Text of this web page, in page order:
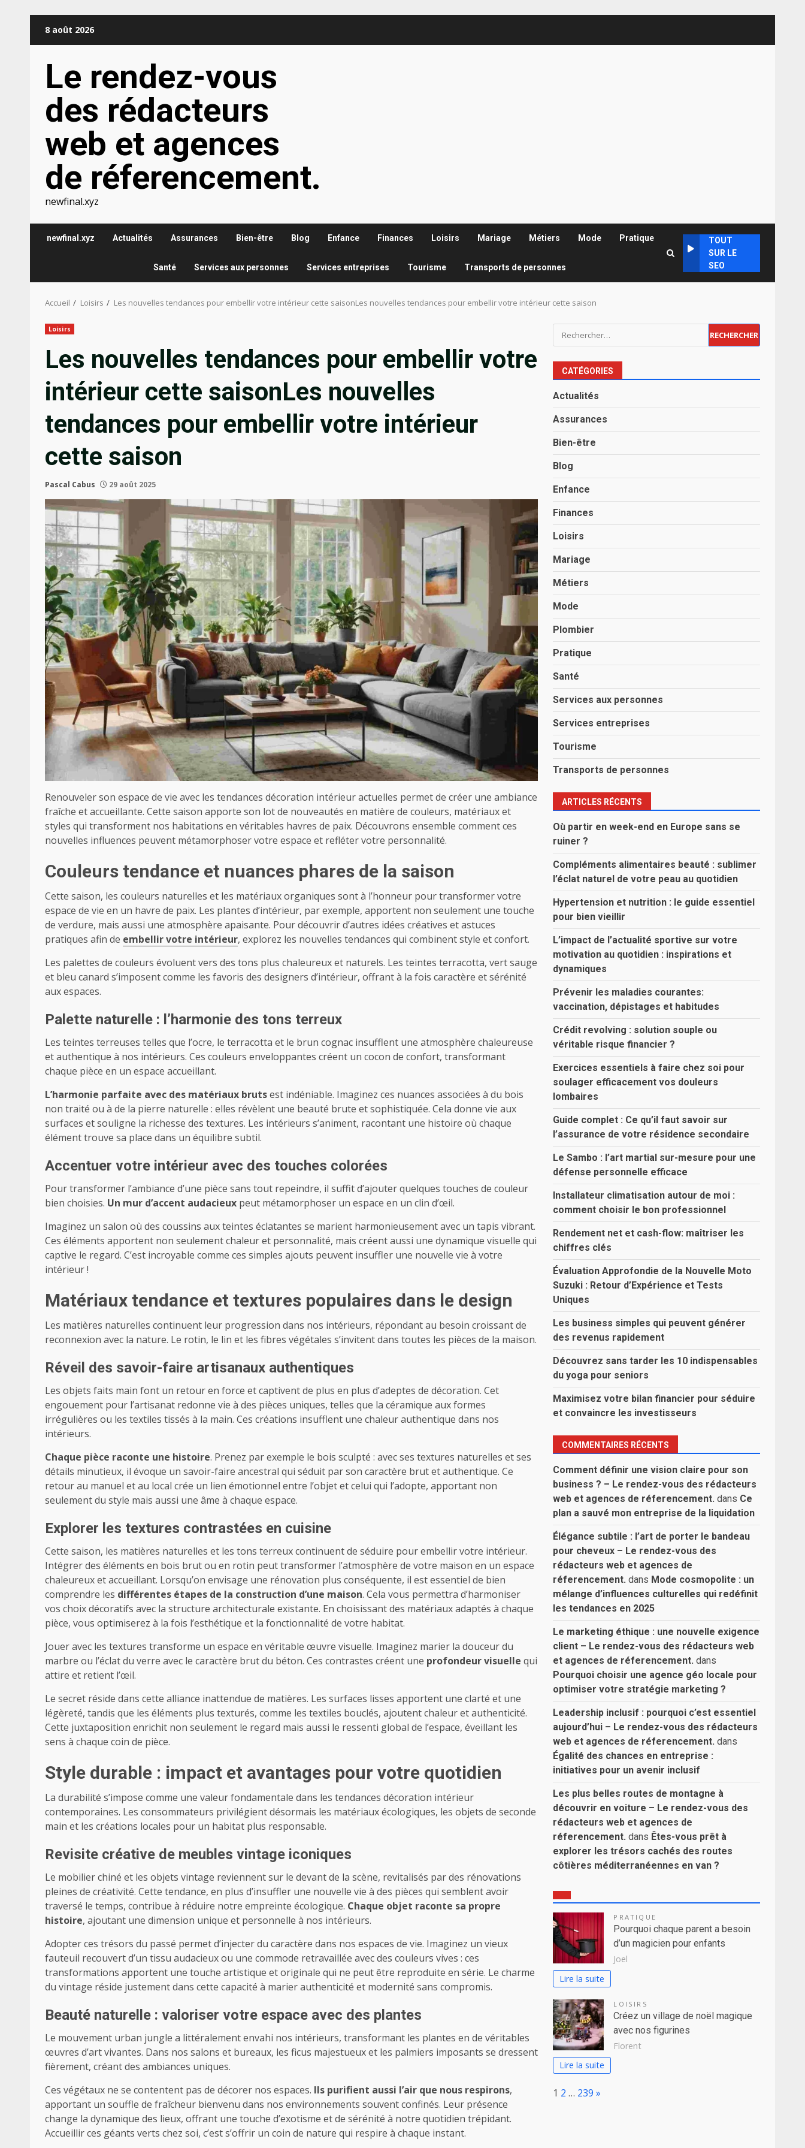
8 août 2026
Le rendez-vous
des rédacteurs
web et agences
de réferencement.
newfinal.xyz
newfinal.xyz Actualités Assurances Bien-être Blog Enfance Finances Loisirs Mariage Métiers Mode Pratique
Santé Services aux personnes Services entreprises Tourisme Transports de personnes
TOUT
SUR LE
SEO
Accueil Loisirs Les nouvelles tendances pour embellir votre intérieur cette saisonLes nouvelles tendances pour embellir votre intérieur cette saison
Loisirs
Les nouvelles tendances pour embellir votre
intérieur cette saisonLes nouvelles
tendances pour embellir votre intérieur
cette saison
Pascal Cabus 29 août 2025
Renouveler son espace de vie avec les tendances décoration intérieur actuelles permet de créer une ambiance
fraîche et accueillante. Cette saison apporte son lot de nouveautés en matière de couleurs, matériaux et
styles qui transforment nos habitations en véritables havres de paix. Découvrons ensemble comment ces
nouvelles influences peuvent métamorphoser votre espace et refléter votre personnalité.
Couleurs tendance et nuances phares de la saison
Cette saison, les couleurs naturelles et les matériaux organiques sont à l’honneur pour transformer votre
espace de vie en un havre de paix. Les plantes d’intérieur, par exemple, apportent non seulement une touche
de verdure, mais aussi une atmosphère apaisante. Pour découvrir d’autres idées créatives et astuces
pratiques afin de embellir votre intérieur, explorez les nouvelles tendances qui combinent style et confort.
Les palettes de couleurs évoluent vers des tons plus chaleureux et naturels. Les teintes terracotta, vert sauge
et bleu canard s’imposent comme les favoris des designers d’intérieur, offrant à la fois caractère et sérénité
aux espaces.
Palette naturelle : l’harmonie des tons terreux
Les teintes terreuses telles que l’ocre, le terracotta et le brun cognac insufflent une atmosphère chaleureuse
et authentique à nos intérieurs. Ces couleurs enveloppantes créent un cocon de confort, transformant
chaque pièce en un espace accueillant.
L’harmonie parfaite avec des matériaux brutsest indéniable. Imaginez ces nuances associées à du bois
non traité ou à de la pierre naturelle : elles révèlent une beauté brute et sophistiquée. Cela donne vie aux
surfaces et souligne la richesse des textures. Les intérieurs s’animent, racontant une histoire où chaque
élément trouve sa place dans un équilibre subtil.
Accentuer votre intérieur avec des touches colorées
Pour transformer l’ambiance d’une pièce sans tout repeindre, il suffit d’ajouter quelques touches de couleur
bien choisies. Un mur d’accent audacieux peut métamorphoser un espace en un clin d’œil.
Imaginez un salon où des coussins aux teintes éclatantes se marient harmonieusement avec un tapis vibrant.
Ces éléments apportent non seulement chaleur et personnalité, mais créent aussi une dynamique visuelle qui
captive le regard. C’est incroyable comme ces simples ajouts peuvent insuffler une nouvelle vie à votre
intérieur !
Matériaux tendance et textures populaires dans le design
Les matières naturelles continuent leur progression dans nos intérieurs, répondant au besoin croissant de
reconnexion avec la nature. Le rotin, le lin et les fibres végétales s’invitent dans toutes les pièces de la maison.
Réveil des savoir-faire artisanaux authentiques
Les objets faits main font un retour en force et captivent de plus en plus d’adeptes de décoration. Cet
engouement pour l’artisanat redonne vie à des pièces uniques, telles que la céramique aux formes
irrégulières ou les textiles tissés à la main. Ces créations insufflent une chaleur authentique dans nos
intérieurs.
Chaque pièce raconte une histoire. Prenez par exemple le bois sculpté : avec ses textures naturelles et ses
détails minutieux, il évoque un savoir-faire ancestral qui séduit par son caractère brut et authentique. Ce
retour au manuel et au local crée un lien émotionnel entre l’objet et celui qui l’adopte, apportant non
seulement du style mais aussi une âme à chaque espace.
Explorer les textures contrastées en cuisine
Cette saison, les matières naturelles et les tons terreux continuent de séduire pour embellir votre intérieur.
Intégrer des éléments en bois brut ou en rotin peut transformer l’atmosphère de votre maison en un espace
chaleureux et accueillant. Lorsqu’on envisage une rénovation plus conséquente, il est essentiel de bien
comprendre les différentes étapes de la construction d’une maison. Cela vous permettra d’harmoniser
vos choix décoratifs avec la structure architecturale existante. En choisissant des matériaux adaptés à chaque
pièce, vous optimiserez à la fois l’esthétique et la fonctionnalité de votre habitat.
Jouer avec les textures transforme un espace en véritable œuvre visuelle. Imaginez marier la douceur du
marbre ou l’éclat du verre avec le caractère brut du béton. Ces contrastes créent une profondeur visuelle qui
attire et retient l’œil.
Le secret réside dans cette alliance inattendue de matières. Les surfaces lisses apportent une clarté et une
légèreté, tandis que les éléments plus texturés, comme les textiles bouclés, ajoutent chaleur et authenticité.
Cette juxtaposition enrichit non seulement le regard mais aussi le ressenti global de l’espace, éveillant les
sens à chaque coin de pièce.
Style durable : impact et avantages pour votre quotidien
La durabilité s’impose comme une valeur fondamentale dans les tendances décoration intérieur
contemporaines. Les consommateurs privilégient désormais les matériaux écologiques, les objets de seconde
main et les créations locales pour un habitat plus responsable.
Revisite créative de meubles vintage iconiques
Le mobilier chiné et les objets vintage reviennent sur le devant de la scène, revitalisés par des rénovations
pleines de créativité. Cette tendance, en plus d’insuffler une nouvelle vie à des pièces qui semblent avoir
traversé le temps, contribue à réduire notre empreinte écologique. Chaque objet raconte sa propre
histoire, ajoutant une dimension unique et personnelle à nos intérieurs.
Adopter ces trésors du passé permet d’injecter du caractère dans nos espaces de vie. Imaginez un vieux
fauteuil recouvert d’un tissu audacieux ou une commode retravaillée avec des couleurs vives : ces
transformations apportent une touche artistique et originale qui ne peut être reproduite en série. Le charme
du vintage réside justement dans cette capacité à marier authenticité et modernité sans compromis.
Beauté naturelle : valoriser votre espace avec des plantes
Le mouvement urban jungle a littéralement envahi nos intérieurs, transformant les plantes en de véritables
œuvres d’art vivantes. Dans nos salons et bureaux, les ficus majestueux et les palmiers imposants se dressent
fièrement, créant des ambiances uniques.
Ces végétaux ne se contentent pas de décorer nos espaces. Ils purifient aussi l’air que nous respirons,
apportant un souffle de fraîcheur bienvenu dans nos environnements souvent confinés. Leur présence
change la dynamique des lieux, offrant une touche d’exotisme et de sérénité à notre quotidien trépidant.
Accueillir ces géants verts chez soi, c’est s’offrir un coin de nature qui respire à chaque instant.
Rechercher :
CATÉGORIES
Actualités
Assurances
Bien-être
Blog
Enfance
Finances
Loisirs
Mariage
Métiers
Mode
Plombier
Pratique
Santé
Services aux personnes
Services entreprises
Tourisme
Transports de personnes
ARTICLES RÉCENTS
Où partir en week-end en Europe sans se
ruiner ?
Compléments alimentaires beauté : sublimer
l’éclat naturel de votre peau au quotidien
Hypertension et nutrition : le guide essentiel
pour bien vieillir
L’impact de l’actualité sportive sur votre
motivation au quotidien : inspirations et
dynamiques
Prévenir les maladies courantes:
vaccination, dépistages et habitudes
Crédit revolving : solution souple ou
véritable risque financier ?
Exercices essentiels à faire chez soi pour
soulager efficacement vos douleurs
lombaires
Guide complet : Ce qu’il faut savoir sur
l’assurance de votre résidence secondaire
Le Sambo : l’art martial sur-mesure pour une
défense personnelle efficace
Installateur climatisation autour de moi :
comment choisir le bon professionnel
Rendement net et cash-flow: maîtriser les
chiffres clés
Évaluation Approfondie de la Nouvelle Moto
Suzuki : Retour d’Expérience et Tests
Uniques
Les business simples qui peuvent générer
des revenus rapidement
Découvrez sans tarder les 10 indispensables
du yoga pour seniors
Maximisez votre bilan financier pour séduire
et convaincre les investisseurs
COMMENTAIRES RÉCENTS
Comment définir une vision claire pour son
business ? – Le rendez-vous des rédacteurs
web et agences de réferencement. dans Ce
plan a sauvé mon entreprise de la liquidation
Élégance subtile : l’art de porter le bandeau
pour cheveux – Le rendez-vous des
rédacteurs web et agences de
réferencement. dans Mode cosmopolite : un
mélange d’influences culturelles qui redéfinit
les tendances en 2025
Le marketing éthique : une nouvelle exigence
client – Le rendez-vous des rédacteurs web
et agences de réferencement. dans
Pourquoi choisir une agence géo locale pour
optimiser votre stratégie marketing ?
Leadership inclusif : pourquoi c’est essentiel
aujourd’hui – Le rendez-vous des rédacteurs
web et agences de réferencement. dans
Égalité des chances en entreprise :
initiatives pour un avenir inclusif
Les plus belles routes de montagne à
découvrir en voiture – Le rendez-vous des
rédacteurs web et agences de
réferencement. dans Êtes-vous prêt à
explorer les trésors cachés des routes
côtières méditerranéennes en van ?
PRATIQUE
Pourquoi chaque parent a besoin
d’un magicien pour enfants
Joel
Lire la suite
LOISIRS
Créez un village de noël magique
avec nos figurines
Florent
Lire la suite
Page:
1 2 … 239 Next
»